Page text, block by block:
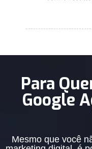
Para
Google
Mesmo que você